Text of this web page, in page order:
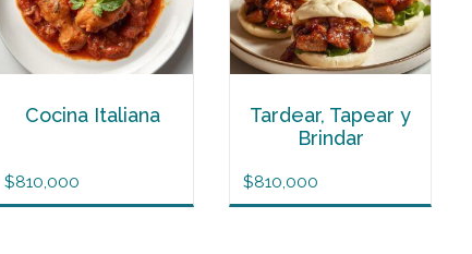
Cocina Italiana
$810,000
Tardear, Tapear y
Brindar
$810,000